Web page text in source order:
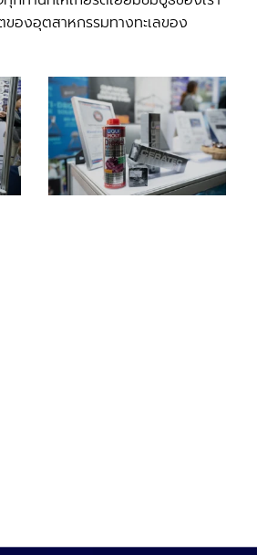
องอุตสาหกรรมทางทะเลของ